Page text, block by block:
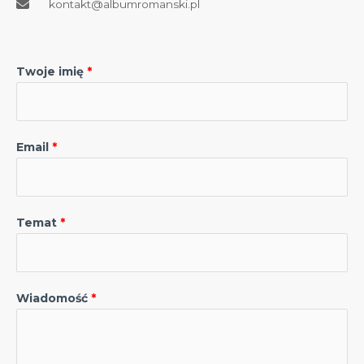
kontakt@albumromanski.pl
Twoje imię
Email
Temat
Wiadomość